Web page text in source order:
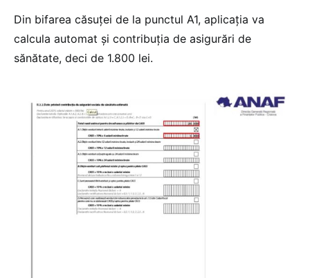
Din bifarea căsuței de la punctul A1, aplicația va
calcula automat și contribuția de asigurări de
sănătate, deci de 1.800 lei.